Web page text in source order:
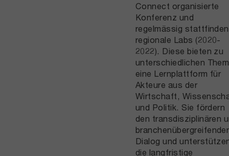
Connect organisierte
Konferenz und
regelmässig
regionale Labs (2020-
2022). Diese bieten zu
unterschiedlichen
eine Lernplattform für
Akteure aus der
Wirtschaft,
und Politik. Sie fördern
den transdisziplinären
Dialog und
die langfristige